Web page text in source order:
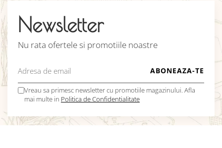
Newsletter
Nu rata ofertele si promotiile noastre
Vreau sa primesc newsletter cu promotiile magazinului. Afla
mai multe in Politica de Confidentialitate